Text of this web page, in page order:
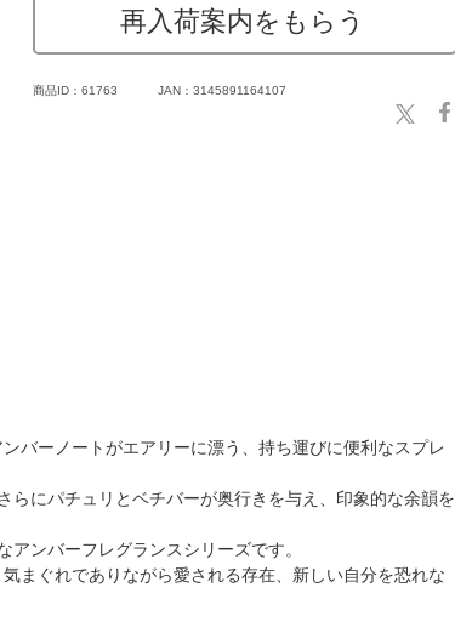
再入荷案内をもらう
商品ID：61763 JAN：3145891164107
バーノートがエアリーに漂う、持ち運びに便利なスプレ
にパチュリとベチバーが奥行きを与え、印象的な余韻を
ンバーフレグランスシリーズです。
まぐれでありながら愛される存在、新しい自分を恐れな